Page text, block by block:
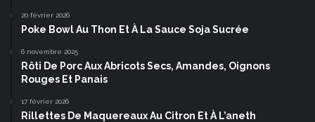
20 février 2026
Poke Bowl Au Thon Et À La Sauce Soja Sucrée
6 novembre 2025
Rôti De Porc Aux Abricots Secs, Amandes, Oignons
Rouges Et Panais
17 février 2026
Rillettes De Maquereaux Au Citron Et À L’aneth